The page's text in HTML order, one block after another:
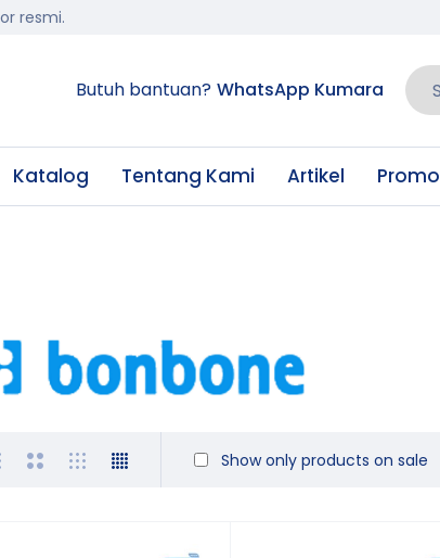
resmi.
Butuh bantuan? WhatsApp Kumara
Katalog Tentang Kami Artikel Promo
Show only products on sale